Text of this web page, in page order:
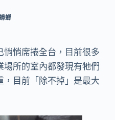
螂
悄席捲全台，目前很多
所的室內都發現有牠們
，目前「除不掉」是最大